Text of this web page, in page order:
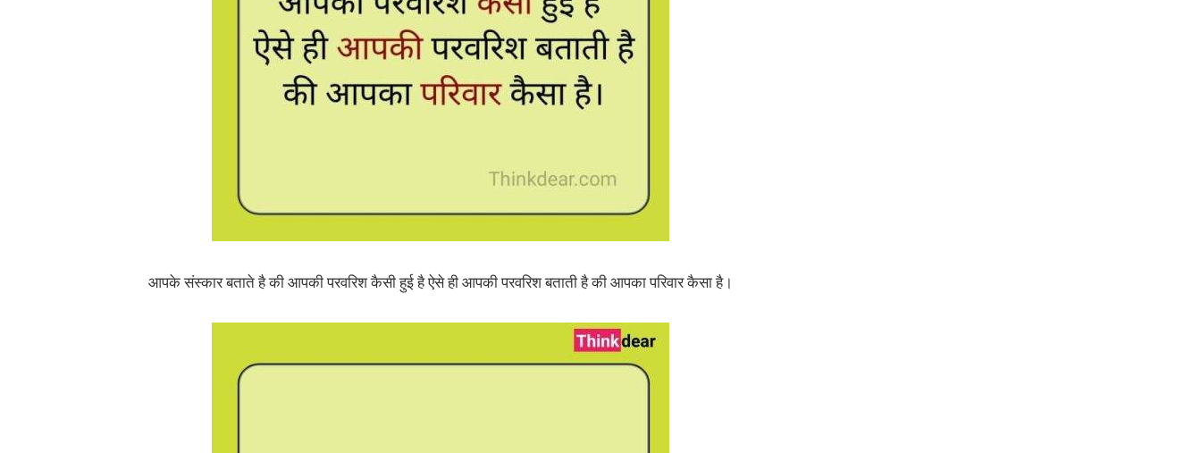
आपके संस्कार बताते है की आपकी परवरिश कैसी हुई है ऐसे ही आपकी परवरिश बताती है की आपका परिवार कैसा है।